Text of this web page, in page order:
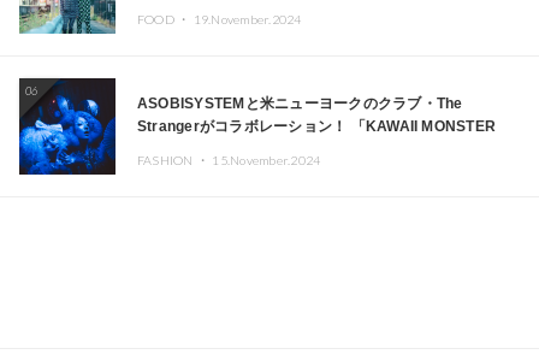
FOOD ・ 19.November.2024
06
ASOBISYSTEMと米ニューヨークのクラブ・The
Strangerがコラボレーション！ 「KAWAII MONSTER
FASHION ・ 15.November.2024